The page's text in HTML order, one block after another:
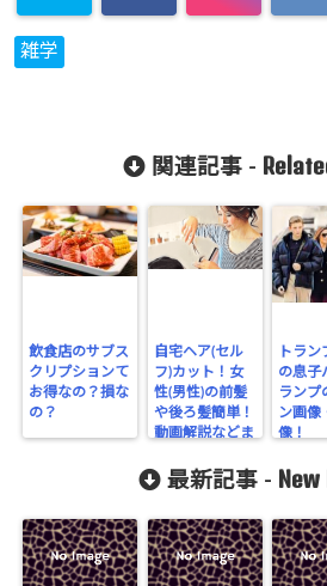
雑学
関連記事 -
飲食店のサブス
クリプションて
お得なの？損な
の？
自宅ヘア(セル
フ)カット！女
性(男性)の前髪
や後ろ髪簡単！
動画解説などま
トラン
の息子
ランプ
ン画像
像！
最新記事 -